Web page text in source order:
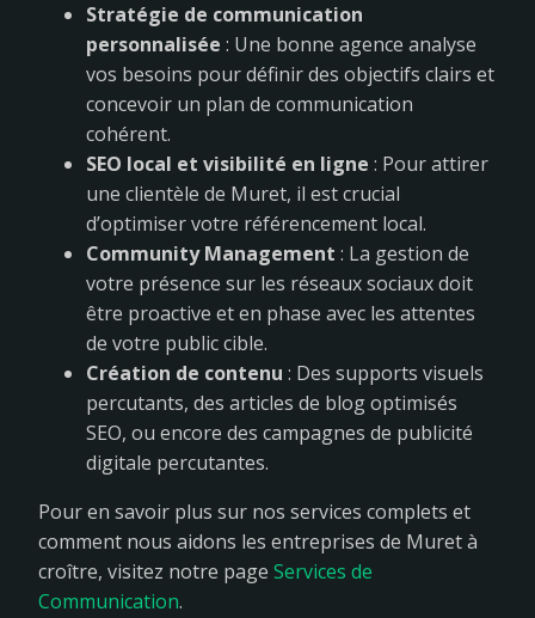
Stratégie de communication
personnalisée : Une bonne agence analyse
vos besoins pour définir des objectifs clairs et
concevoir un plan de communication
cohérent.
SEO local et visibilité en ligne : Pour attirer
une clientèle de Muret, il est crucial
d’optimiser votre référencement local.
Community Management : La gestion de
votre présence sur les réseaux sociaux doit
être proactive et en phase avec les attentes
de votre public cible.
Création de contenu : Des supports visuels
percutants, des articles de blog optimisés
SEO, ou encore des campagnes de publicité
digitale percutantes.
Pour en savoir plus sur nos services complets et
comment nous aidons les entreprises de Muret à
croître, visitez notre pageServices de
Communication.